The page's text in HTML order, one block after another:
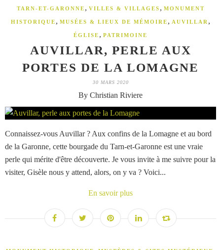
TARN-ET-GARONNE , VILLES & VILLAGES , MONUMENT
HISTORIQUE , MUSÉES & LIEUX DE MÉMOIRE , AUVILLAR ,
ÉGLISE , PATRIMOINE
AUVILLAR, PERLE AUX
PORTES DE LA LOMAGNE
30 MARS 2020
By Christian Riviere
Connaissez-vous Auvillar ? Aux confins de la Lomagne et au bord
de la Garonne, cette bourgade du Tarn-et-Garonne est une vraie
perle qui mérite d'être découverte. Je vous invite à me suivre pour la
visiter, Gisèle nous y attend, alors, on y va ? Voici...
En savoir plus